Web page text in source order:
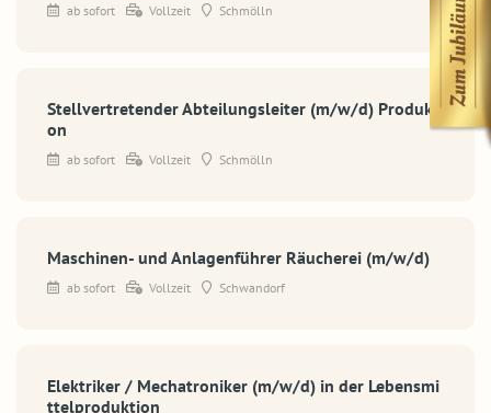
ab sofort Vollzeit Schmölln
Stellvertretender Abteilungsleiter (m/w/d) Produkti
on
ab sofort Vollzeit Schmölln
Maschinen- und Anlagenführer Räucherei (m/w/d)
ab sofort Vollzeit Schwandorf
Elektriker / Mechatroniker (m/w/d) in der Lebensmi
ttelproduktion